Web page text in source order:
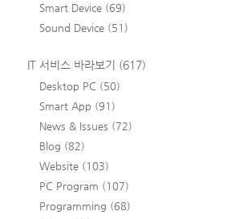
Smart Device (69)
Sound Device (51)
IT 서비스 바라보기 (617)
Desktop PC (50)
Smart App (91)
News & Issues (72)
Blog (82)
Website (103)
PC Program (107)
Programming (68)